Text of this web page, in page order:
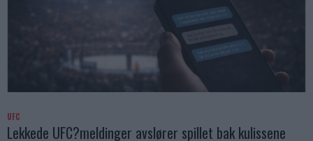
UFC
Lekkede UFC?meldinger avslører spillet bak kulissene